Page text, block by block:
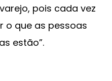
pois cada vez
o que as pessoas
estão”.